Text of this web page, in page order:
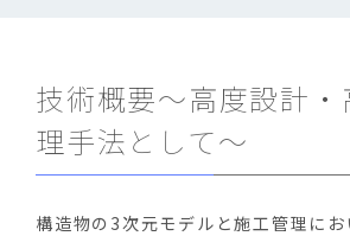
技術概要～高度設計
理手法として～
構造物の3次元モデルと施工管理に